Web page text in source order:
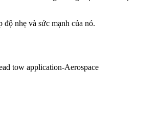
nhẹ và sức mạnh của nó.